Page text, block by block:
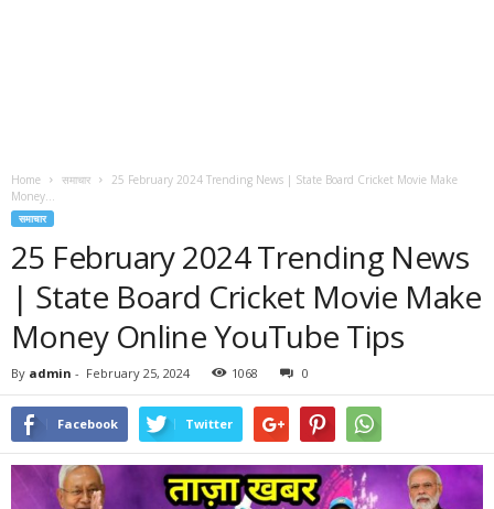
Home समाचार
25 February 2024 Trending News | State Board Cricket Movie Make
Money...
समाचार
25 February 2024 Trending News
| State Board Cricket Movie Make
Money Online YouTube Tips
By admin - February 25, 2024 1068 0
Facebook Twitter